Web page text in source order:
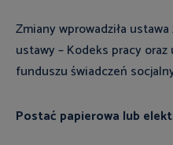
Zmiany wprowadziła
ustawy – Kodeks pracy
funduszu świadczeń
Postać papierowa lub